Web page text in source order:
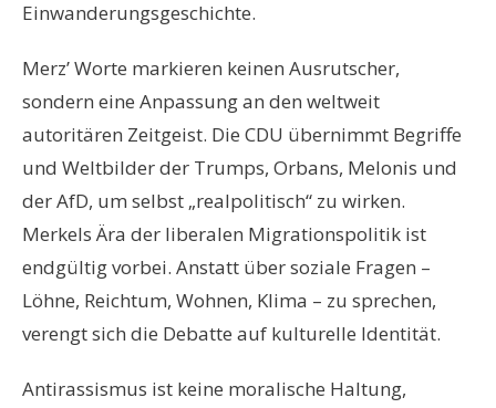
Einwanderungsgeschichte.
Merz’ Worte markieren keinen Ausrutscher,
sondern eine Anpassung an den weltweit
autoritären Zeitgeist. Die CDU übernimmt Begriffe
und Weltbilder der Trumps, Orbans, Melonis und
der AfD, um selbst „realpolitisch“ zu wirken.
Merkels Ära der liberalen Migrationspolitik ist
endgültig vorbei. Anstatt über soziale Fragen –
Löhne, Reichtum, Wohnen, Klima – zu sprechen,
verengt sich die Debatte auf kulturelle Identität.
Antirassismus ist keine moralische Haltung,